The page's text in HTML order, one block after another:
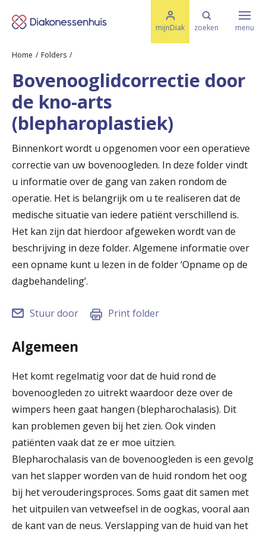
mijnDiak zoeken
M
e
l
menu
Ziektes & Aandoeningen
Spoed
Translate
Zorgverleners
Home Folders
Bovenooglidcorrectie door
de kno-arts
(blepharoplastiek)
Binnenkort wordt u opgenomen voor een operatieve
correctie van uw bovenoogleden. In deze folder vindt
u informatie over de gang van zaken rondom de
operatie. Het is belangrijk om u te realiseren dat de
medische situatie van iedere patiënt verschillend is.
Het kan zijn dat hierdoor afgeweken wordt van de
beschrijving in deze folder. Algemene informatie over
een opname kunt u lezen in de folder ‘Opname op de
dagbehandeling’.
Stuur door Print folder
Algemeen
Het komt regelmatig voor dat de huid rond de
bovenoogleden zo uitrekt waardoor deze over de
wimpers heen gaat hangen (blepharochalasis). Dit
kan problemen geven bij het zien. Ook vinden
patiënten vaak dat ze er moe uitzien.
Blepharochalasis van de bovenoogleden is een gevolg
van het slapper worden van de huid rondom het oog
bij het verouderingsproces. Soms gaat dit samen met
het uitpuilen van vetweefsel in de oogkas, vooral aan
de kant van de neus. Verslapping van de huid van het